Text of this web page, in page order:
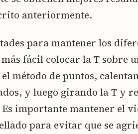
anteriormente.
para mantener los
fácil colocar la T sobre
método de puntos,
y luego girando la T y
importante mantener el
para evitar que se